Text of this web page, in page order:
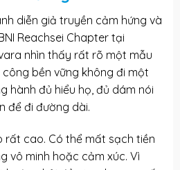
diễn giả truyền cảm hứng và
Reachsei Chapter tại
nhìn thấy rất rõ một mẫu
bền vững không đi một
hành đủ hiểu họ, đủ dám nói
để đi đường dài.
rất cao. Có thể mất sạch tiền
vô minh hoặc cảm xúc. Vì